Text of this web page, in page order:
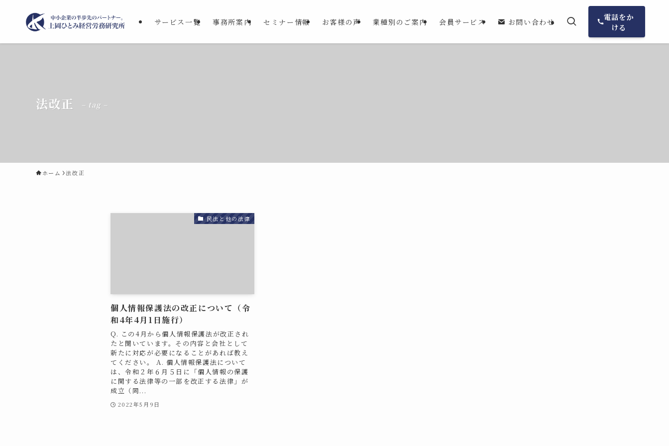
サービス一覧 事務所案内 セミナー情報 お客様の声 業種別のご案内 会員サービス お問い合わせ
電話をか
ける
法改正 – tag –
ホーム 法改正
民法と他の法律
個人情報保護法の改正について（令
和4年4月1日施行）
Q. この4月から個人情報保護法が改正され
たと聞いています。その内容と会社として
新たに対応が必要になることがあれば教え
てください。 A. 個人情報保護法について
は、令和２年６月５日に「個人情報の保護
に関する法律等の一部を改正する法律」が
成立（同...
2022年5月9日